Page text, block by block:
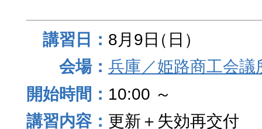
8月9日（日）
兵庫／姫路商工会議
10:00 ～
更新＋失効再交付